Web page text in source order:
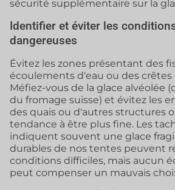
sécurité supplémentaire sur la
Identifier et éviter les
dangereuses
Évitez les zones présentant des
écoulements d'eau ou des crêtes
Méfiez-vous de la glace alvéolée
du fromage suisse) et évitez les
des quais ou d'autres structures
tendance à être plus fine. Les
indiquent souvent une glace
durables de nos tentes peuvent
conditions difficiles, mais aucun
peut compenser un mauvais